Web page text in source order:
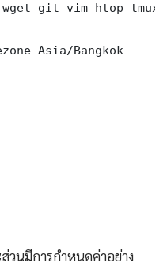
git vim htop tmux
Asia/Bangkok
วนมีการกำหนดค่าอย่าง